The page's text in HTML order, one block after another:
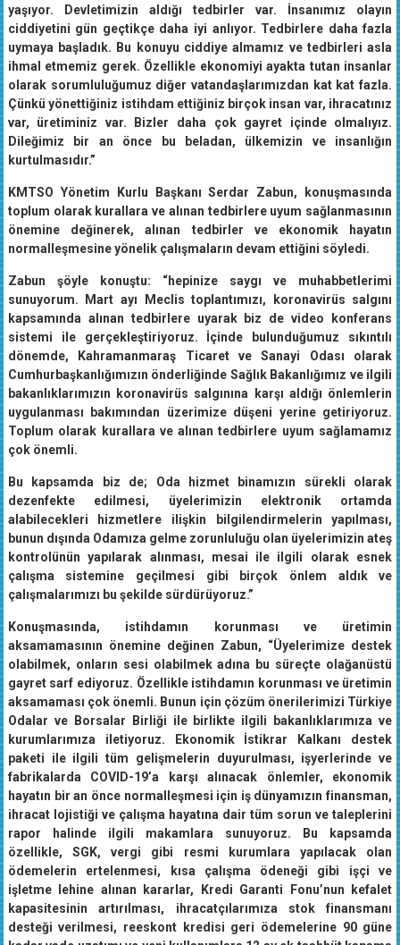
yaşıyor. Devletimizin aldığı tedbirler var. İnsanımız olayın
ciddiyetini gün geçtikçe daha iyi anlıyor. Tedbirlere daha fazla
uymaya başladık. Bu konuyu ciddiye almamız ve tedbirleri asla
ihmal etmemiz gerek. Özellikle ekonomiyi ayakta tutan insanlar
olarak sorumluluğumuz diğer vatandaşlarımızdan kat kat fazla.
Çünkü yönettiğiniz istihdam ettiğiniz birçok insan var, ihracatınız
var, üretiminiz var. Bizler daha çok gayret içinde olmalıyız.
Dileğimiz bir an önce bu beladan, ülkemizin ve insanlığın
kurtulmasıdır.”
KMTSO Yönetim Kurlu Başkanı Serdar Zabun, konuşmasında
toplum olarak kurallara ve alınan tedbirlere uyum sağlanmasının
önemine değinerek, alınan tedbirler ve ekonomik hayatın
normalleşmesine yönelik çalışmaların devam ettiğini söyledi.
Zabun şöyle konuştu: “hepinize saygı ve muhabbetlerimi
sunuyorum. Mart ayı Meclis toplantımızı, koronavirüs salgını
kapsamında alınan tedbirlere uyarak biz de video konferans
sistemi ile gerçekleştiriyoruz. İçinde bulunduğumuz sıkıntılı
dönemde, Kahramanmaraş Ticaret ve Sanayi Odası olarak
Cumhurbaşkanlığımızın önderliğinde Sağlık Bakanlığımız ve ilgili
bakanlıklarımızın koronavirüs salgınına karşı aldığı önlemlerin
uygulanması bakımından üzerimize düşeni yerine getiriyoruz.
Toplum olarak kurallara ve alınan tedbirlere uyum sağlamamız
çok önemli.
Bu kapsamda biz de; Oda hizmet binamızın sürekli olarak
dezenfekte edilmesi, üyelerimizin elektronik ortamda
alabilecekleri hizmetlere ilişkin bilgilendirmelerin yapılması,
bunun dışında Odamıza gelme zorunluluğu olan üyelerimizin ateş
kontrolünün yapılarak alınması, mesai ile ilgili olarak esnek
çalışma sistemine geçilmesi gibi birçok önlem aldık ve
çalışmalarımızı bu şekilde sürdürüyoruz.”
Konuşmasında, istihdamın korunması ve üretimin
aksamamasının önemine değinen Zabun, “Üyelerimize destek
olabilmek, onların sesi olabilmek adına bu süreçte olağanüstü
gayret sarf ediyoruz. Özellikle istihdamın korunması ve üretimin
aksamaması çok önemli. Bunun için çözüm önerilerimizi Türkiye
Odalar ve Borsalar Birliği ile birlikte ilgili bakanlıklarımıza ve
kurumlarımıza iletiyoruz. Ekonomik İstikrar Kalkanı destek
paketi ile ilgili tüm gelişmelerin duyurulması, işyerlerinde ve
fabrikalarda COVID-19’a karşı alınacak önlemler, ekonomik
hayatın bir an önce normalleşmesi için iş dünyamızın finansman,
ihracat lojistiği ve çalışma hayatına dair tüm sorun ve taleplerini
rapor halinde ilgili makamlara sunuyoruz. Bu kapsamda
özellikle, SGK, vergi gibi resmi kurumlara yapılacak olan
ödemelerin ertelenmesi, kısa çalışma ödeneği gibi işçi ve
işletme lehine alınan kararlar, Kredi Garanti Fonu’nun kefalet
kapasitesinin artırılması, ihracatçılarımıza stok finansmanı
desteği verilmesi, reeskont kredisi geri ödemelerine 90 güne